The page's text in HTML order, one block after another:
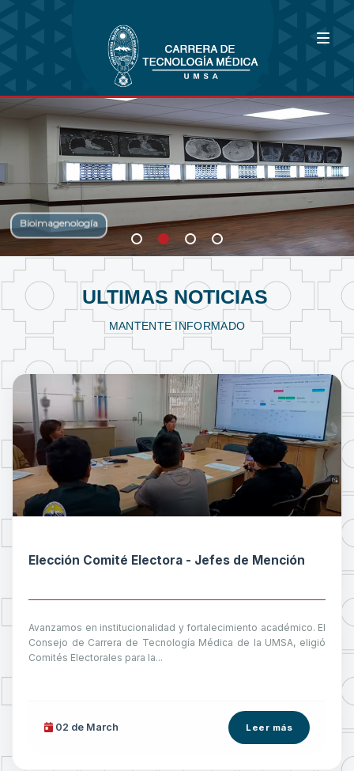
Bioimagenología
Fisioterapia y Kinesiología
Laboratorio Clínico
ULTIMAS NOTICIAS
MANTENTE INFORMADO
Elección Comité Electora - Jefes de Mención
Avanzamos en institucionalidad y fortalecimiento académico. El
Consejo de Carrera de Tecnología Médica de la UMSA, eligió
Comités Electorales para la...
02 de March Leer más